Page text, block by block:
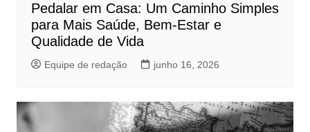
Pedalar em Casa: Um Caminho Simples
para Mais Saúde, Bem-Estar e
Qualidade de Vida
Equipe de redação junho 16, 2026